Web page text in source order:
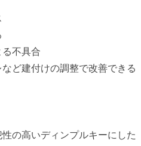
不具合
ど建付けの調整で改善できる
の高いディンプルキーにした